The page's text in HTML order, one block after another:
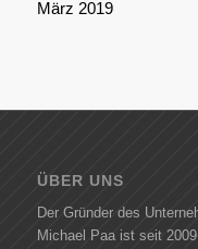
März 2019
ÜBER UNS
Der Gründer des
Michael Paa ist seit